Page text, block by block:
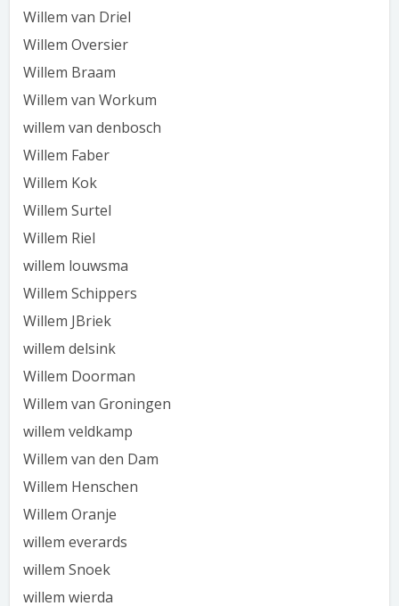
Willem van Driel
Willem Oversier
Willem Braam
Willem van Workum
willem van denbosch
Willem Faber
Willem Kok
Willem Surtel
Willem Riel
willem louwsma
Willem Schippers
Willem JBriek
willem delsink
Willem Doorman
Willem van Groningen
willem veldkamp
Willem van den Dam
Willem Henschen
Willem Oranje
willem everards
willem Snoek
willem wierda